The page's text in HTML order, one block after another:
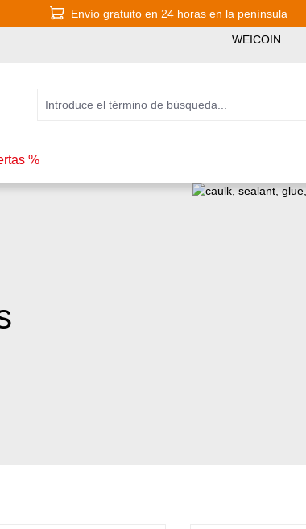
Envío gratuito en 24 horas en la península
WEICOIN
%